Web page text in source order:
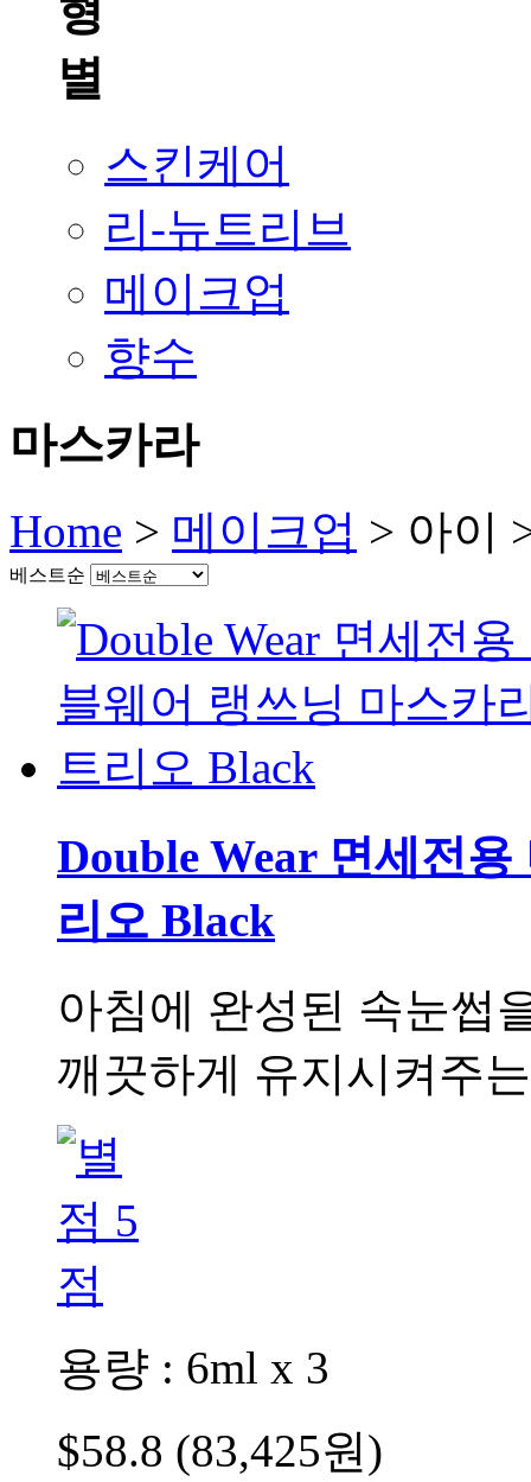
스킨케어
리-뉴트리브
메이크업
향수
마스카라
Home > 메이크업 > 아이
베스트순
Double Wear 면세전
리오 Black
아침에 완성된 속눈썹
깨끗하게 유지시켜주
용량 : 6ml x 3
$58.8 (83,425원)